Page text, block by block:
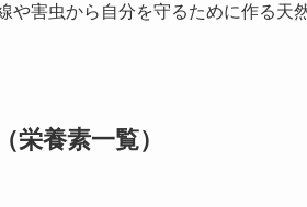
や害虫から自分を守るために作る天
養素一覧）